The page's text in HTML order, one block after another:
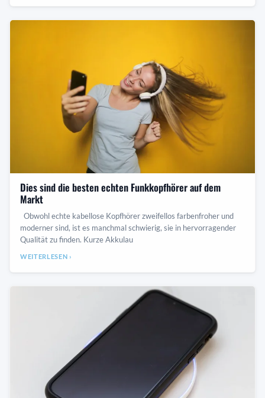
Dies sind die besten echten Funkkopfhörer auf dem
Markt
Obwohl echte kabellose Kopfhörer zweifellos farbenfroher und
moderner sind, ist es manchmal schwierig, sie in hervorragender
Qualität zu finden. Kurze Akkulau
WEITERLESEN ›